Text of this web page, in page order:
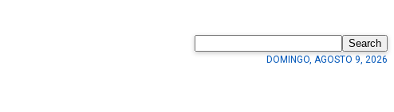
Search
DOMINGO, AGOSTO 9, 2026